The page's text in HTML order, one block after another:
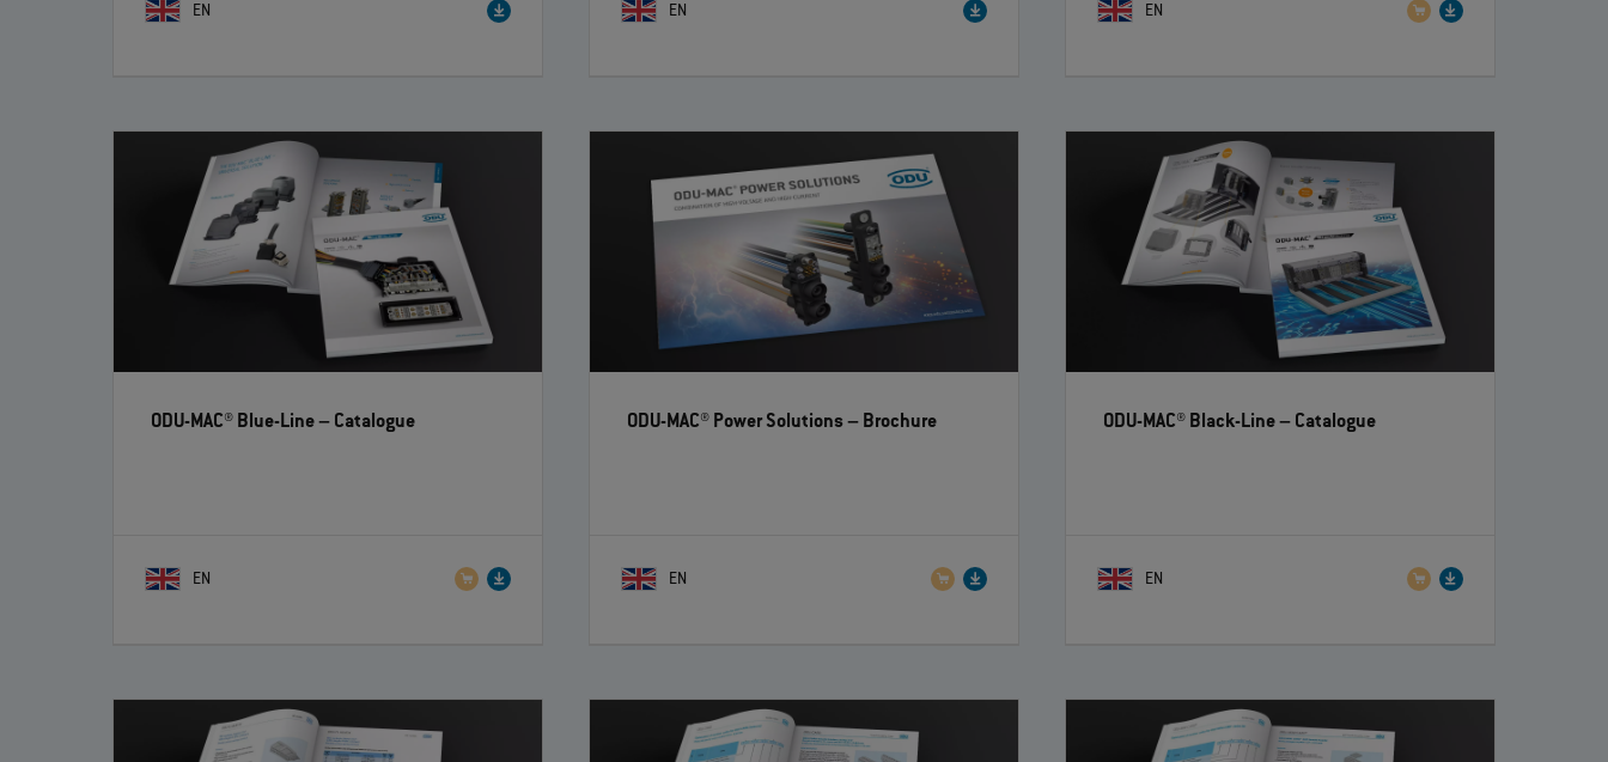
EN EN EN
ODU-MAC® Blue-Line– Catalogue
EN
ODU-MAC® Power Solutions– Brochure
EN
ODU-MAC® Black-Line– Catalogue
EN